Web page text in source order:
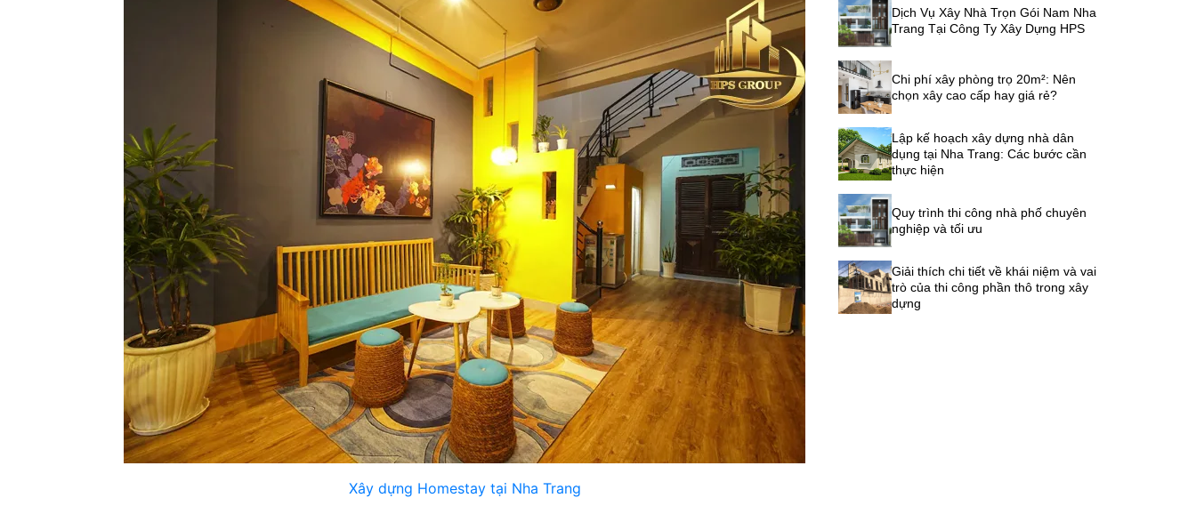
Xây dựng Homestay tại Nha Trang
Dịch Vụ Xây Nhà Trọn Gói Nam Nha
Trang Tại Công Ty Xây Dựng HPS
Chi phí xây phòng trọ 20m²: Nên
chọn xây cao cấp hay giá rẻ?
Lập kế hoạch xây dựng nhà dân
dụng tại Nha Trang: Các bước cần
thực hiện
Quy trình thi công nhà phố chuyên
nghiệp và tối ưu
Giải thích chi tiết về khái niệm và vai
trò của thi công phần thô trong xây
dựng